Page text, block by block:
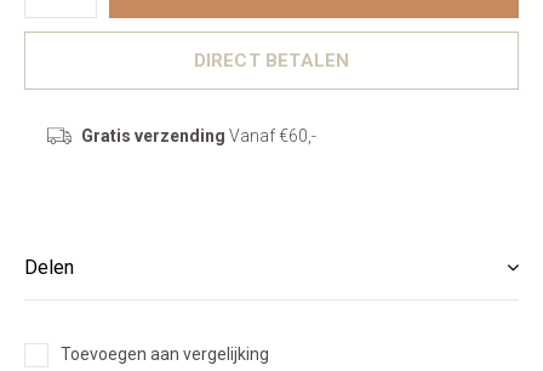
DIRECT BETALEN
Gratis verzending Vanaf €60,-
Delen
Toevoegen aan vergelijking